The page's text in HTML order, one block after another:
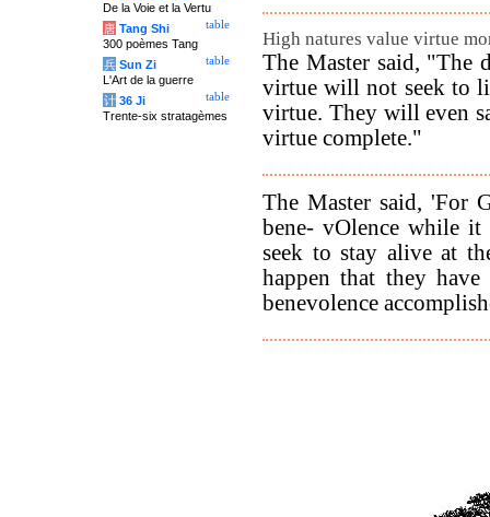
High natures value virtue
The Master said, "The
virtue will not seek to
virtue. They will even
virtue complete."
The Master said, 'For
bene- vOlence while
seek to stay alive at
happen that they
benevolence
De la Voie et la Vertu
table
唐 Tang Shi
300 poèmes Tang
table
兵 Sun Zi
L'Art de la guerre
table
计 36 Ji
Trente-six stratagèmes